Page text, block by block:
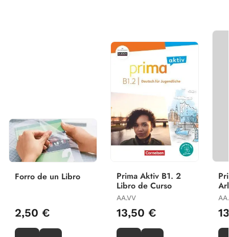
Forro de un Libro
2,50 €
Prima Aktiv B1. 2
Libro de Curso
AA.VV
13,50 €